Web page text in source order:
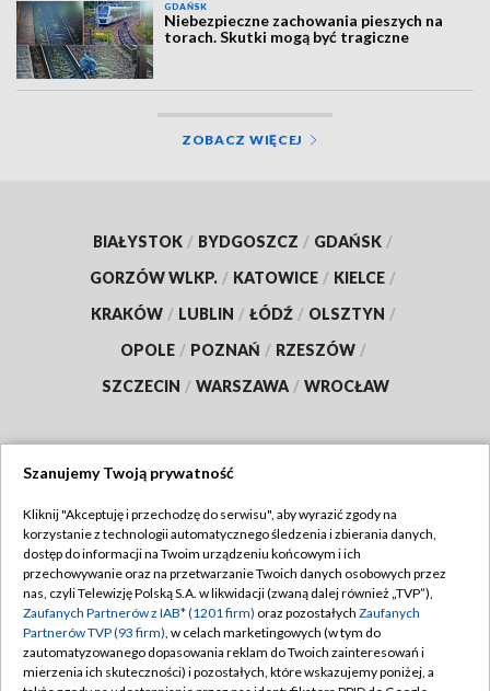
GDAŃSK
Niebezpieczne zachowania pieszych na
torach. Skutki mogą być tragiczne
ZOBACZ WIĘCEJ
BIAŁYSTOK / BYDGOSZCZ / GDAŃSK /
GORZÓW WLKP. / KATOWICE / KIELCE /
KRAKÓW / LUBLIN / ŁÓDŹ / OLSZTYN /
OPOLE / POZNAŃ / RZESZÓW /
SZCZECIN / WARSZAWA / WROCŁAW
TVP
Abonament TVP
Emisja w TVP
Centrum informacji TVP
Naziemna Telewizja Cyfrowa
Regulamin TVP
Polityka prywatności
Moje zgody
Pomoc
Szanujemy Twoją prywatność
Kliknij "Akceptuję i przechodzę do serwisu", aby wyrazić zgody na
korzystanie z technologii automatycznego śledzenia i zbierania danych,
dostęp do informacji na Twoim urządzeniu końcowym i ich
przechowywanie oraz na przetwarzanie Twoich danych osobowych przez
nas, czyli Telewizję Polską S.A. w likwidacji (zwaną dalej również „TVP”),
Zaufanych Partnerów z IAB* (1201 firm) oraz pozostałych Zaufanych
Partnerów TVP (93 firm), w celach marketingowych (w tym do
zautomatyzowanego dopasowania reklam do Twoich zainteresowań i
mierzenia ich skuteczności) i pozostałych, które wskazujemy poniżej, a